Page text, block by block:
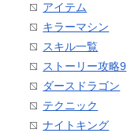
アイテム
キラーマシン
スキル一覧
ストーリー攻略9
ダースドラゴン
テクニック
ナイトキング